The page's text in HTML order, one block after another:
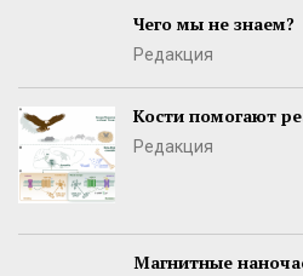
Чего мы не знаем?
Редакция
Кости помогают
Редакция
Магнитные